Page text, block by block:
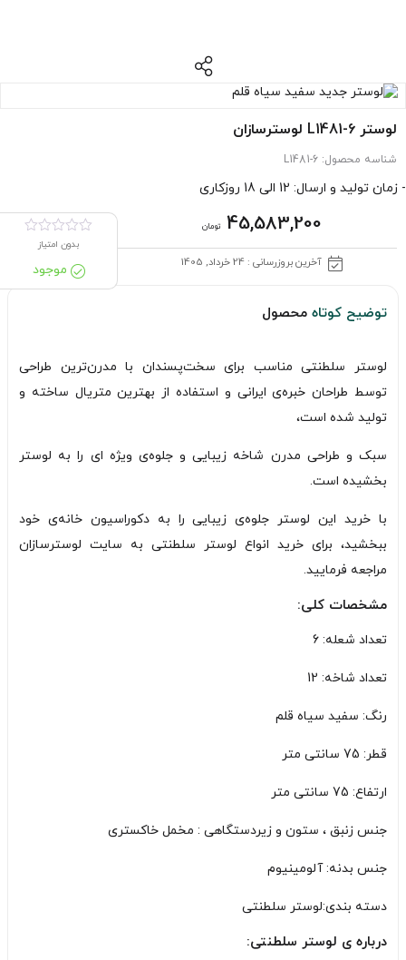
لوستر L1481-6 لوسترسازان
شناسه محصول: L1481-6
- زمان تولید و ارسال: 12 الی 18 روزکاری
45,583,200 تومان
آخرین بروزرسانی : 24 خرداد, 1405
بدون امتیاز
موجود
توضیح کوتاه محصول
لوستر سلطنتی مناسب برای سخت‌پسندان با مدرن‌ترین طراحی
توسط طراحان خبره‌ی ایرانی و استفاده از بهترین متریال ساخته و
تولید شده است،
سبک و طراحی مدرن شاخه زیبایی و جلوه‌ی ویژه ای را به لوستر
بخشیده است.
با خرید این لوستر جلوه‌ی زیبایی را به دکوراسیون خانه‌ی خود
ببخشید، برای خرید انواع لوستر سلطنتی به سایت لوسترسازان
مراجعه فرمایید.
مشخصات کلی:
تعداد شعله: 6
تعداد شاخه: 12
رنگ: سفید سیاه قلم
قطر: 75 سانتی متر
ارتفاع: 75 سانتی متر
جنس زنبق ، ستون و زیردستگاهی : مخمل خاکستری
جنس بدنه: آلومینیوم
دسته بندی:لوستر سلطنتی
درباره ی لوستر سلطنتی: